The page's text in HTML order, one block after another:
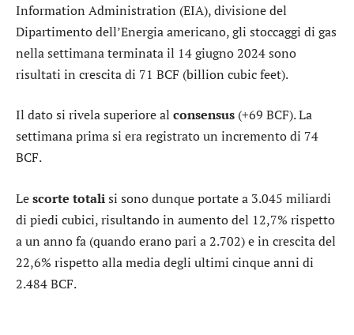
Information Administration (EIA), divisione del
Dipartimento dell’Energia americano, gli stoccaggi di gas
nella settimana terminata il 14 giugno 2024 sono
risultati in crescita di 71 BCF (billion cubic feet).
Il dato si rivela superiore al consensus (+69 BCF). La
settimana prima si era registrato un incremento di 74
BCF.
Lescorte totalisi sono dunque portate a 3.045 miliardi
di piedi cubici, risultando in aumento del 12,7% rispetto
a un anno fa (quando erano pari a 2.702) e in crescita del
22,6% rispetto alla media degli ultimi cinque anni di
2.484 BCF.